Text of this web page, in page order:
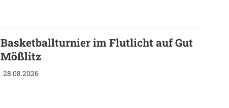
Basketballturnier im Flutlicht auf Gut
Mößlitz
28.08.2026